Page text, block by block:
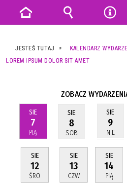
JESTEŚ TUTAJ
KALENDARZ
LOREM IPSUM DOLOR SIT AMET
ZOBACZ
SIE
7
PIĄ
SIE
8
SOB
SIE
9
NIE
SIE
12
ŚRO
SIE
13
CZW
SIE
14
PIĄ
Strona
główna